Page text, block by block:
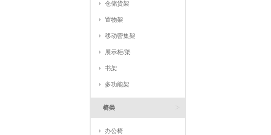
仓储货架
置物架
移动密集架
展示柜/架
书架
多功能架
椅类
办公椅